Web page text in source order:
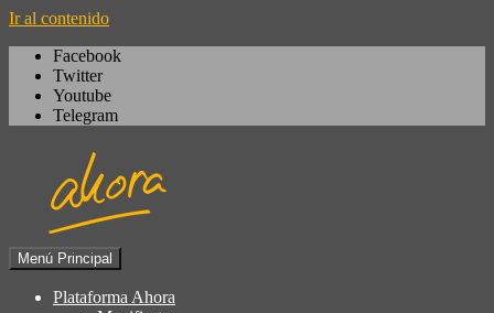
Ir al contenido
Facebook
Twitter
Youtube
Telegram
Plataforma Ahora
Menú Principal
Plataforma Ahora